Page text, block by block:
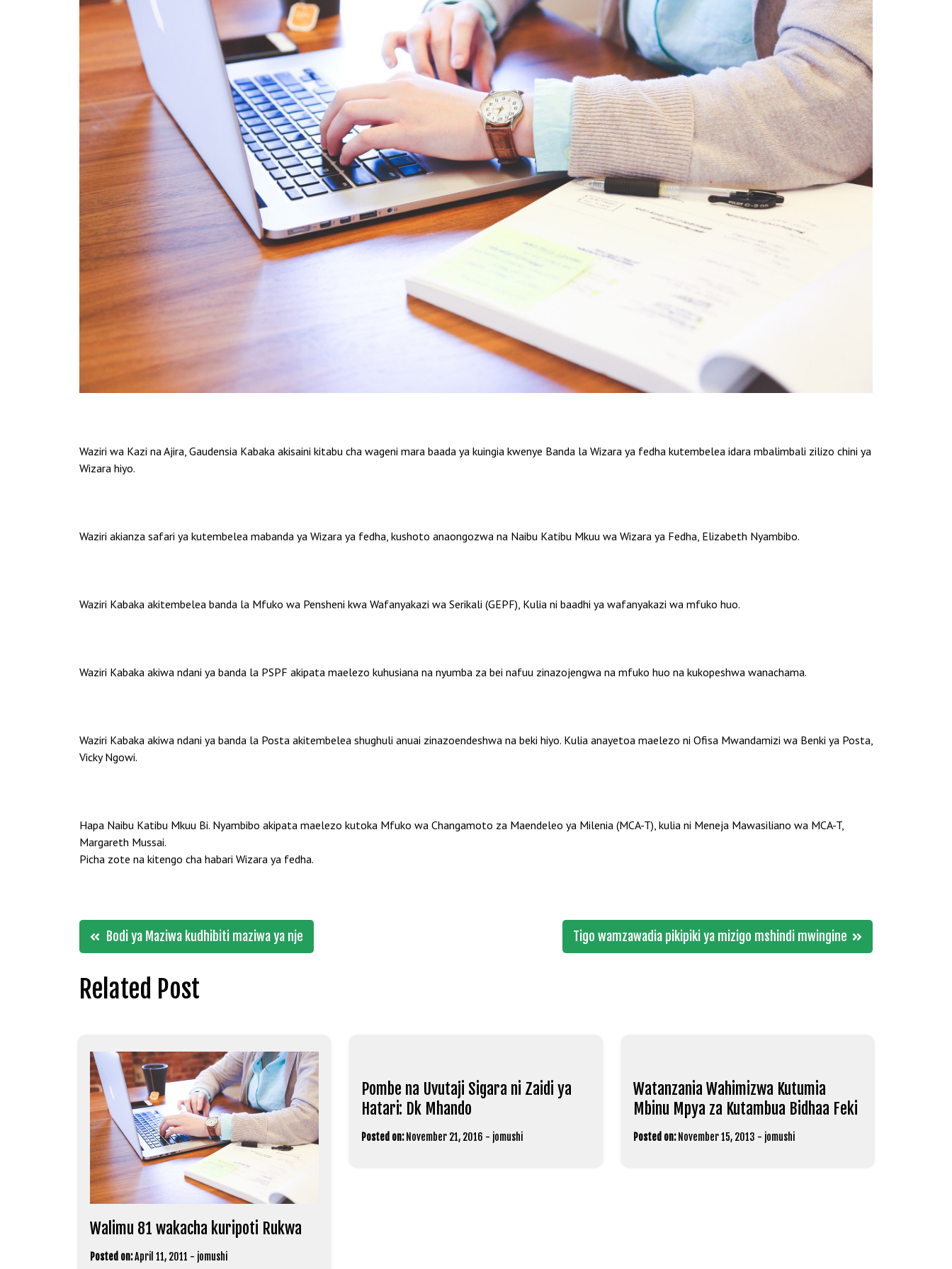
Waziri wa Kazi na Ajira, Gaudensia Kabaka akisaini kitabu cha wageni mara baada ya kuingia kwenye Banda la Wizara ya fedha kutembelea idara mbalimbali zilizo chini ya
Wizara hiyo.
Waziri akianza safari ya kutembelea mabanda ya Wizara ya fedha, kushoto anaongozwa na Naibu Katibu Mkuu wa Wizara ya Fedha, Elizabeth Nyambibo.
Waziri Kabaka akitembelea banda la Mfuko wa Pensheni kwa Wafanyakazi wa Serikali (GEPF), Kulia ni baadhi ya wafanyakazi wa mfuko huo.
Waziri Kabaka akiwa ndani ya banda la PSPF akipata maelezo kuhusiana na nyumba za bei nafuu zinazojengwa na mfuko huo na kukopeshwa wanachama.
Waziri Kabaka akiwa ndani ya banda la Posta akitembelea shughuli anuai zinazoendeshwa na beki hiyo. Kulia anayetoa maelezo ni Ofisa Mwandamizi wa Benki ya Posta,
Vicky Ngowi.
Hapa Naibu Katibu Mkuu Bi. Nyambibo akipata maelezo kutoka Mfuko wa Changamoto za Maendeleo ya Milenia (MCA-T), kulia ni Meneja Mawasiliano wa MCA-T,
Margareth Mussai.
Picha zote na kitengo cha habari Wizara ya fedha.
Post
navigation
Bodi ya Maziwa kudhibiti maziwa ya nje Tigo wamzawadia pikipiki ya mizigo mshindi mwingine
Related Post
Walimu 81 wakacha kuripoti Rukwa
Posted on:April 11, 2011 - jomushi
Pombe na Uvutaji Sigara ni Zaidi ya
Hatari: Dk Mhando
Posted on: November 21, 2016 - jomushi
Watanzania Wahimizwa Kutumia
Mbinu Mpya za Kutambua Bidhaa Feki
Posted on: November 15, 2013 - jomushi